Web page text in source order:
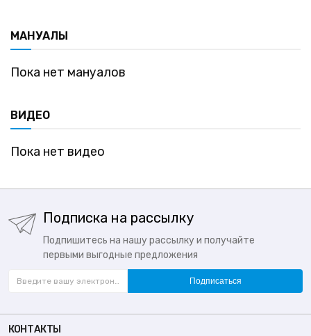
МАНУАЛЫ
Пока нет мануалов
ВИДЕО
Пока нет видео
Подписка на рассылку
Подпишитесь на нашу рассылку и получайте
первыми выгодные предложения
Подписаться
КОНТАКТЫ